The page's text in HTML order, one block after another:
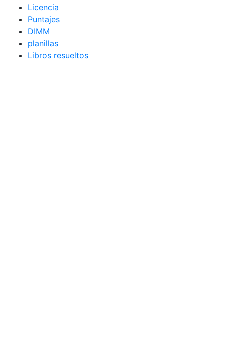
Licencia
Puntajes
DIMM
planillas
Libros resueltos